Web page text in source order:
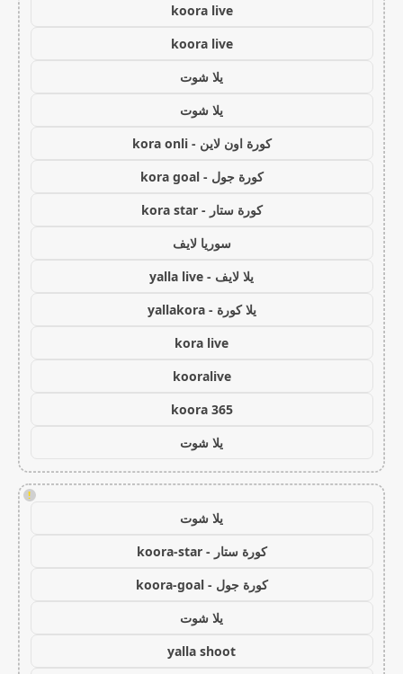
koora live
koora live
يلا شوت
يلا شوت
كورة اون لاين - kora onli
كورة جول - kora goal
كورة ستار - kora star
سوريا لايف
يلا لايف - yalla live
يلا كورة - yallakora
kora live
kooralive
koora 365
يلا شوت
!
يلا شوت
كورة ستار - koora-star
كورة جول - koora-goal
يلا شوت
yalla shoot